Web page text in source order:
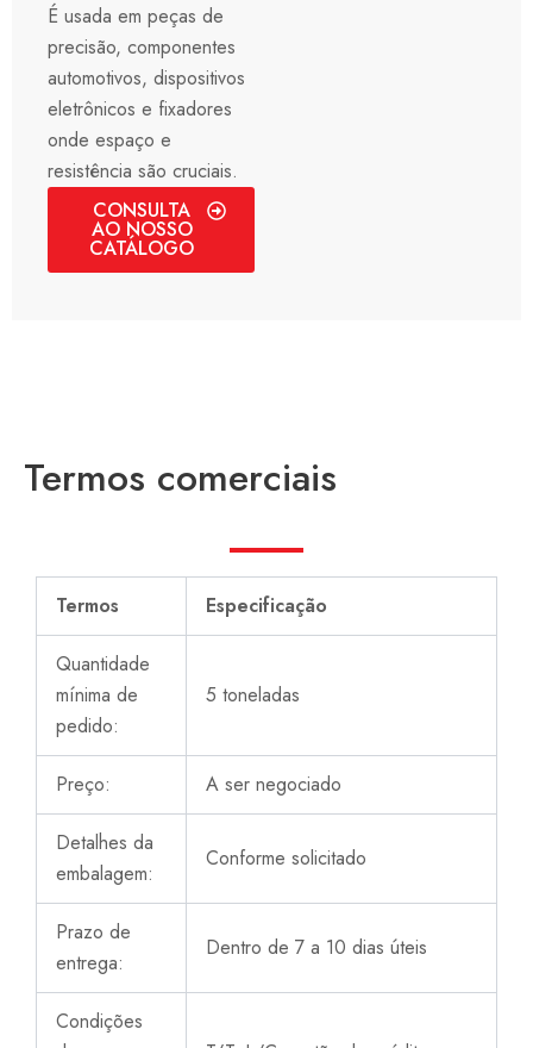
É usada em peças de
precisão, componentes
automotivos, dispositivos
eletrônicos e fixadores
onde espaço e
resistência são cruciais.
CONSULTA
AO NOSSO
CATÁLOGO
Termos comerciais
Termos Especificação
Quantidade
mínima de
pedido:
5 toneladas
Preço: A ser negociado
Detalhes da
embalagem:
Conforme solicitado
Prazo de
entrega:
Dentro de 7 a 10 dias úteis
Condições